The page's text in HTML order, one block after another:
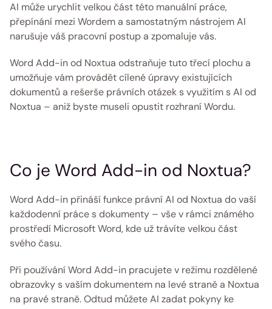
Podpora
Přihlásit se
AI může urychlit velkou část této manuální práce,
přepínání mezi Wordem a samostatným nástrojem AI
narušuje váš pracovní postup a zpomaluje vás.
Word Add-in od Noxtua odstraňuje tuto třecí plochu a
umožňuje vám provádět cílené úpravy existujících
dokumentů a rešerše právních otázek s využitím s AI od
Noxtua – aniž byste museli opustit rozhraní Wordu.
Co je Word Add-in od Noxtua?
Word Add-in přináší funkce právní AI od Noxtua do vaší
každodenní práce s dokumenty – vše v rámci známého
prostředí Microsoft Word, kde už trávíte velkou část
svého času.
Při používání Word Add-in pracujete v režimu rozdělené
obrazovky s vaším dokumentem na levé straně a Noxtua
na pravé straně. Odtud můžete AI zadat pokyny ke